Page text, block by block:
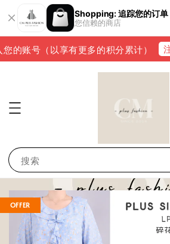
Shopping: 追踪您的订单
您信赖的商店
的账号（以享有更多的积分累计）
搜索
OFFER